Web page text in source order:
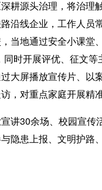
源头治理，将治理触
沿线企业，工作人
当地通过安全小课
时开展评优、征文
大屏播放宣传片、
，对重点家庭开展精
30余场、校园宣传
隐患上报、文明护